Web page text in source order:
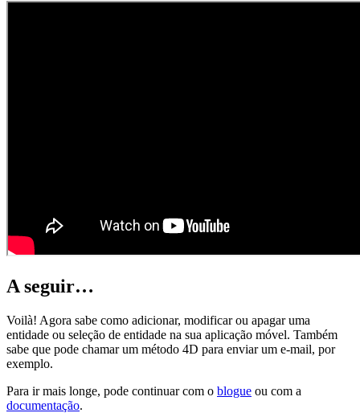
A seguir…
Voilà! Agora sabe como adicionar, modificar ou apagar uma
entidade ou seleção de entidade na sua aplicação móvel. Também
sabe que pode chamar um método 4D para enviar um e-mail, por
exemplo.
Para ir mais longe, pode continuar com o blogue ou com a
documentação.